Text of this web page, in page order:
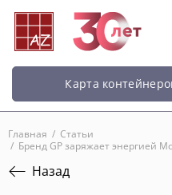
Карта
Главная / Статьи
/ Бренд GP заряжает энергией
Назад